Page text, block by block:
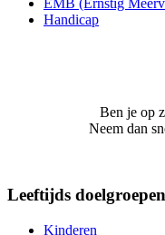
EMB (Ernstig
Handicap
Ben je op
Neem dan
Leeftijds doelgroepen
Kinderen